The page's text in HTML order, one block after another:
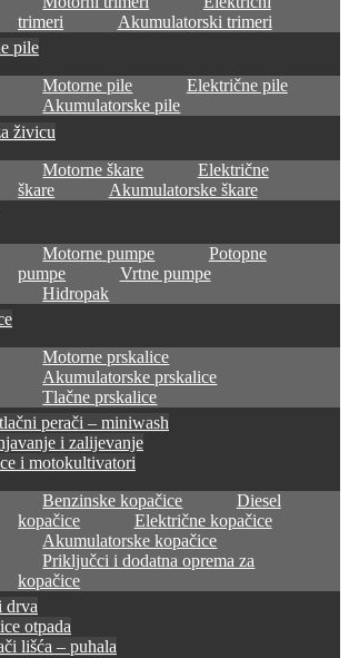
trimeri
Akumulatorski trimeri
pile
Motorne pile
Električne pile
Akumulatorske pile
živicu
Motorne škare
Električne
škare
Akumulatorske škare
Motorne pumpe
Potopne
pumpe
Vrtne pumpe
Hidropak
Motorne prskalice
Akumulatorske prskalice
Tlačne prskalice
perači – miniwash
i zalijevanje
i motokultivatori
Benzinske kopačice
Diesel
kopačice
Električne kopačice
Akumulatorske kopačice
Priključci i dodatna oprema za
kopačice
drva
otpada
lišća – puhala